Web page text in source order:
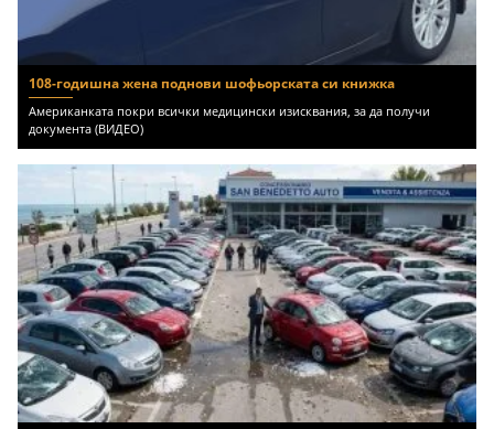
108-годишна жена поднови шофьорската си книжка
Американката покри всички медицински изисквания, за да получи
документа (ВИДЕО)